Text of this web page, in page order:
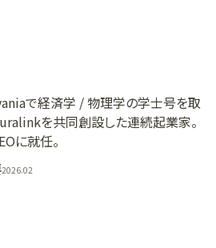
2026.02
で経済学 / 物理学の学士号を取
を共同創設した連続起業家。
に就任。